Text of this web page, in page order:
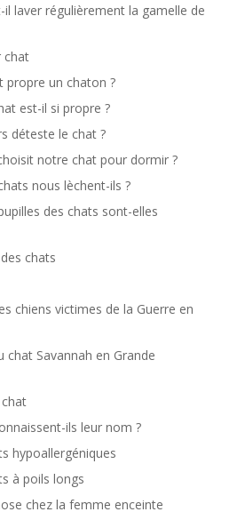
laver régulièrement la gamelle de
chat
propre un chaton ?
est-il si propre ?
déteste le chat ?
notre chat pour dormir ?
nous lèchent-ils ?
des chats sont-elles
chats
chiens victimes de la Guerre en
chat Savannah en Grande
ils leur nom ?
hypoallergéniques
à poils longs
chez la femme enceinte